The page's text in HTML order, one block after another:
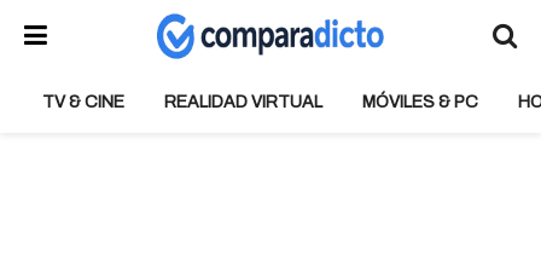
TV & CINE REALIDAD VIRTUAL MÓVILES & PC